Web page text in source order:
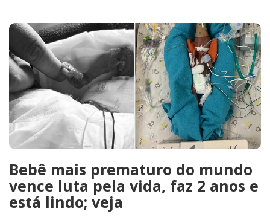
Bebê mais prematuro do mundo
vence luta pela vida, faz 2 anos e
está lindo; veja